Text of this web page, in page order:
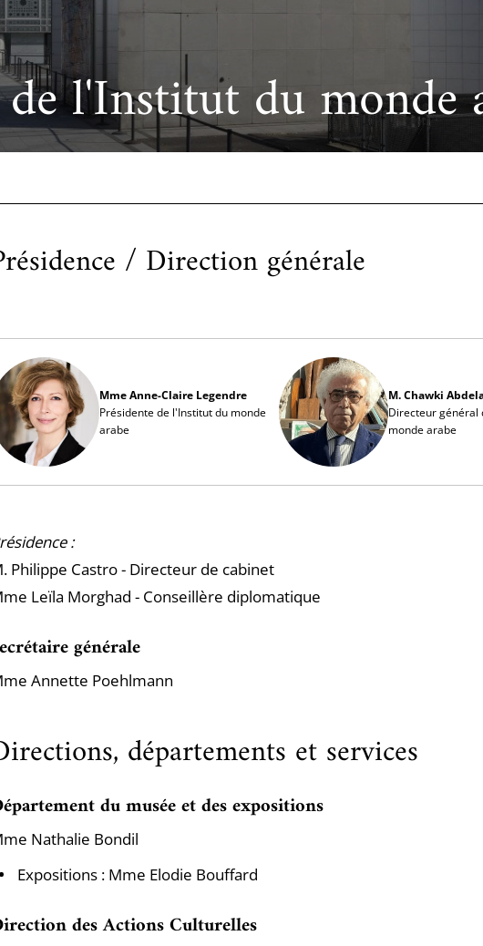
de langue et de civilisation arabes
Accueillir une exposition pédagogique itinérante / Host
l'Institut du monde
/ Direction générale
Mme Anne-Claire Legendre
Présidente de l'Institut du monde
arabe
M. Chawki
Directeur général
monde arabe
:
Philippe Castro - Directeur de cabinet
Leïla Morghad - Conseillère diplomatique
générale
Annette Poehlmann
départements et services
du musée et des expositions
Nathalie Bondil
Expositions : Mme Elodie Bouffard
des Actions Culturelles